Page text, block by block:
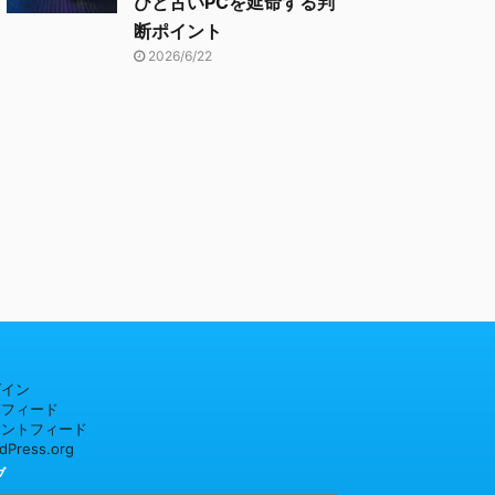
断ポイント
2026/6/22
ン
ィード
トフィード